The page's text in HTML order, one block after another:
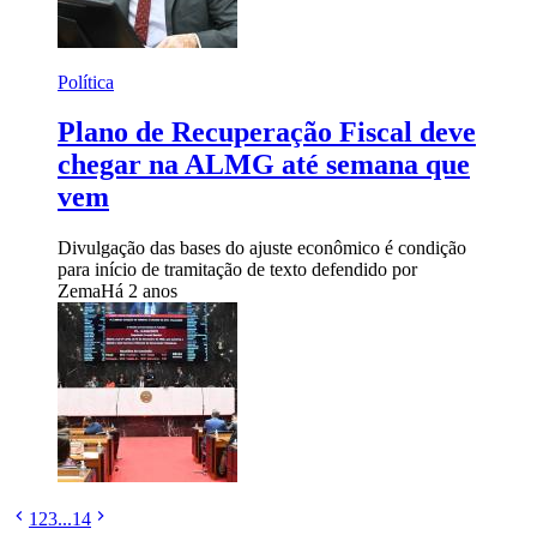
Política
Plano de Recuperação Fiscal deve
chegar na ALMG até semana que
vem
Divulgação das bases do ajuste econômico é condição
para início de tramitação de texto defendido por
ZemaHá 2 anos
1 23...14